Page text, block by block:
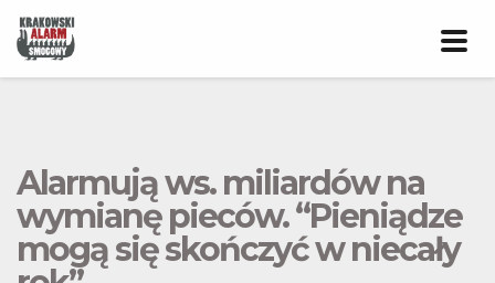
Alarmują ws. miliardów na
wymianę pieców. “Pieniądze
mogą się skończyć w niecały